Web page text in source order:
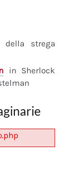
strega
in Sherlock